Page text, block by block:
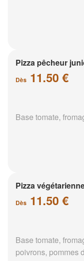
Pizza pêcheur
Dès 11.50 €
Base tomate,
Pizza
Dès 11.50 €
Base tomate,
poivrons, pommes